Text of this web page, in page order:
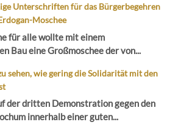
Unterschriften für das Bürgerbegehren
Moschee
für alle wollte mit einem
Bau eine Großmoschee der von...
sehen, wie gering die Solidarität mit den
der dritten Demonstration gegen den
innerhalb einer guten...